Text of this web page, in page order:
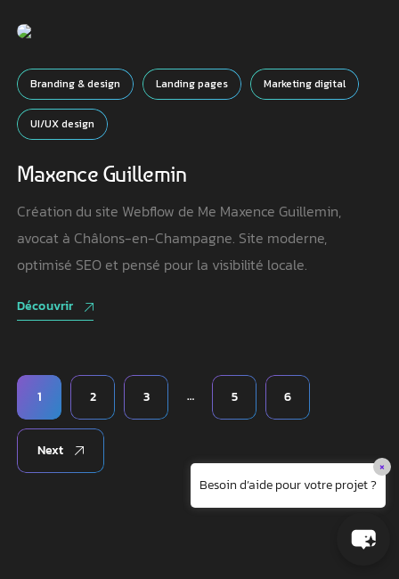
Branding & design Landing pages Marketing digital
UI/UX design
Maxence Guillemin
Création du site Webflow de Me Maxence Guillemin,
avocat à Châlons-en-Champagne. Site moderne,
optimisé SEO et pensé pour la visibilité locale.
Découvrir
1 2 3 … 5 6
Next
Besoin d’aide pour votre projet ?
×